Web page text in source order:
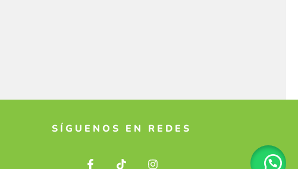
SÍGUENOS EN REDES
F
T
I